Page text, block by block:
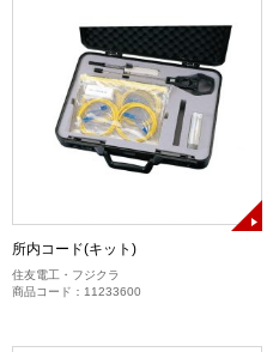
所内コード(キット)
住友電工・フジクラ
商品コード：11233600